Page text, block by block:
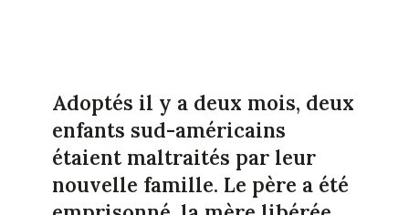
Adoptés il y a deux mois, deux
enfants sud-américains
étaient maltraités par leur
nouvelle famille. Le père a été